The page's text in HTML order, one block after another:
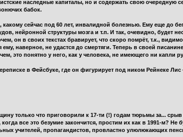
наследные капиталы, но и содержать свою очередную
бабок.
сейчас под 60 лет, инвалидной болезнью. Ему еще до
нейронной структуры мозга и т.п. И так, очевидно, будет
он в своих текстах бравирует, что скоро помрёт, т.к.,
наверное, не удастся до смертяги. Теперь в своей
это понятно у него, как у человека, не имеющего ни капли
в Фейсбуке, где он фигурирует под ником Рейнеке
только что приговорили к 17-ти (!) годам тюрьмы за... срыв
все это безумие закончится, простим их как в 1991-м? Не
учителей, пропагандистов, провластно улюлюкающих